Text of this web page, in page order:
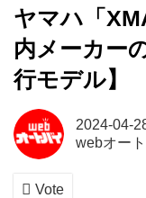
ヤマハ「
内メーカー
行モデル】
2024-04-
webオー
Vote